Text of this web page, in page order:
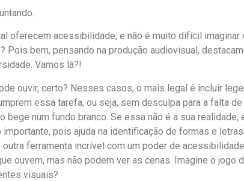
oferecem acessibilidade, e não é muito difícil imaginar
Pois bem, pensando na produção audiovisual,
Vamos lá?!
ouvir, certo? Nesses casos, o mais legal é incluir
essa tarefa, ou seja, sem desculpa para a falta
bege num fundo branco. Se essa não é a sua realidade,
pois ajuda na identificação de formas e letras.
ferramenta incrível com um poder de
ouvem, mas não podem ver as cenas. Imagine o jogo
visuais?